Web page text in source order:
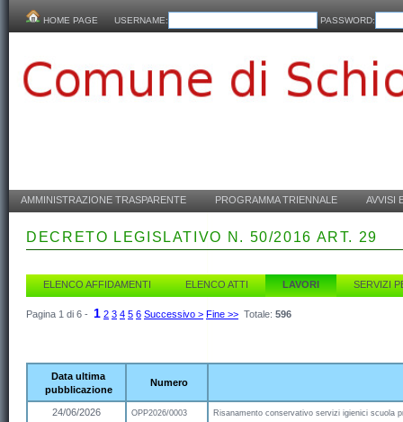
HOME PAGE USERNAME: PASSWORD:
AMMINISTRAZIONE TRASPARENTE PROGRAMMA TRIENNALE AVVISI
DECRETO LEGISLATIVO N. 50/2016 ART. 29
ELENCO AFFIDAMENTI ELENCO ATTI LAVORI SERVIZI
Pagina 1 di 6 - 1 2 3 4 5 6 Successivo > Fine >> Totale: 596
Data ultima
pubblicazione
Numero
24/06/2026 OPP2026/0003 Risanamento conservativo servizi igienici scuola